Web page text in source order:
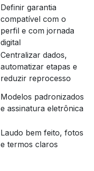
Definir garantia
compatível com o
perfil e com jornada
digital
Centralizar dados,
automatizar etapas e
reduzir reprocesso
Modelos padronizados
e assinatura eletrônica
Laudo bem feito, fotos
e termos claros